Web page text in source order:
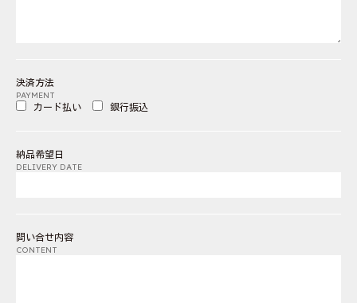
決済方法
PAYMENT
カード払い 銀行振込
納品希望日
DELIVERY DATE
問い合せ内容
CONTENT